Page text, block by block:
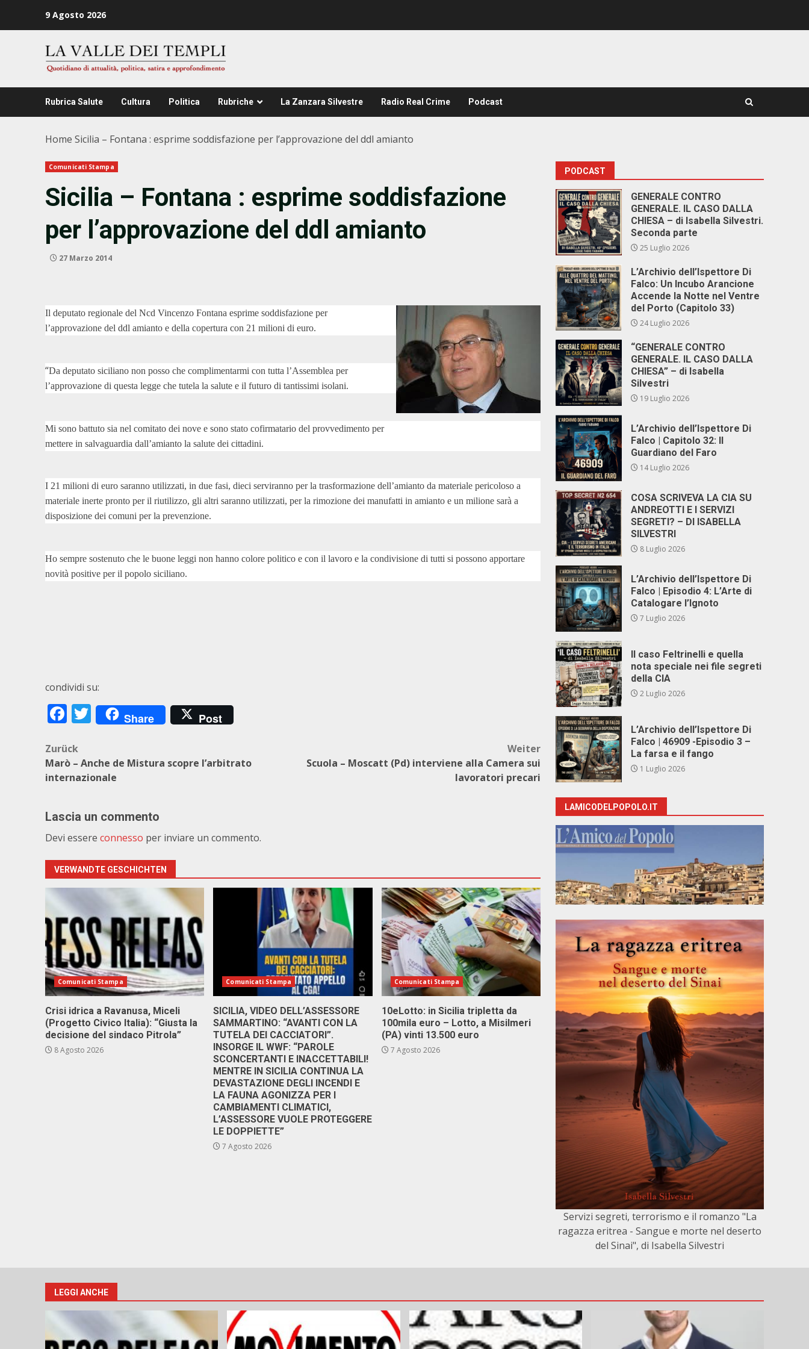
9 Agosto 2026
Rubrica Salute Cultura Politica Rubriche La Zanzara Silvestre Radio Real Crime Podcast
Home Sicilia – Fontana : esprime soddisfazione per l’approvazione del ddl amianto
Comunicati Stampa
Sicilia – Fontana : esprime soddisfazione
per l’approvazione del ddl amianto
27 Marzo 2014
Il deputato regionale del Ncd Vincenzo Fontana esprime soddisfazione per
l’approvazione del ddl amianto e della copertura con 21 milioni di euro.
“Da deputato siciliano non posso che complimentarmi con tutta l’Assemblea per
l’approvazione di questa legge che tutela la salute e il futuro di tantissimi isolani.
Mi sono battuto sia nel comitato dei nove e sono stato cofirmatario del provvedimento per
mettere in salvaguardia dall’amianto la salute dei cittadini.
I 21 milioni di euro saranno utilizzati, in due fasi, dieci serviranno per la trasformazione dell’amianto da materiale pericoloso a
materiale inerte pronto per il riutilizzo, gli altri saranno utilizzati, per la rimozione dei manufatti in amianto e un milione sarà a
disposizione dei comuni per la prevenzione.
Ho sempre sostenuto che le buone leggi non hanno colore politico e con il lavoro e la condivisione di tutti si possono apportare
novità positive per il popolo siciliano.
condividi su:
Facebook
Twitter
Share Post
Beitragsnavigation
Zurück
Marò – Anche de Mistura scopre l’arbitrato
internazionale
Weiter
Scuola – Moscatt (Pd) interviene alla Camera sui
lavoratori precari
Lascia un commento
Devi essere connesso per inviare un commento.
VERWANDTE GESCHICHTEN
Comunicati Stampa
Crisi idrica a Ravanusa, Miceli
(Progetto Civico Italia): “Giusta la
decisione del sindaco Pitrola”
8 Agosto 2026
Comunicati Stampa
SICILIA, VIDEO DELL’ASSESSORE
SAMMARTINO: “AVANTI CON LA
TUTELA DEI CACCIATORI”.
INSORGE IL WWF: “PAROLE
SCONCERTANTI E INACCETTABILI!
MENTRE IN SICILIA CONTINUA LA
DEVASTAZIONE DEGLI INCENDI E
LA FAUNA AGONIZZA PER I
CAMBIAMENTI CLIMATICI,
L’ASSESSORE VUOLE PROTEGGERE
LE DOPPIETTE”
7 Agosto 2026
Comunicati Stampa
10eLotto: in Sicilia tripletta da
100mila euro – Lotto, a Misilmeri
(PA) vinti 13.500 euro
7 Agosto 2026
PODCAST
GENERALE CONTRO
GENERALE. IL CASO DALLA
CHIESA – di Isabella Silvestri.
Seconda parte
25 Luglio 2026
L’Archivio dell’Ispettore Di
Falco: Un Incubo Arancione
Accende la Notte nel Ventre
del Porto (Capitolo 33)
24 Luglio 2026
“GENERALE CONTRO
GENERALE. IL CASO DALLA
CHIESA” – di Isabella
Silvestri
19 Luglio 2026
L’Archivio dell’Ispettore Di
Falco | Capitolo 32: Il
Guardiano del Faro
14 Luglio 2026
COSA SCRIVEVA LA CIA SU
ANDREOTTI E I SERVIZI
SEGRETI? – DI ISABELLA
SILVESTRI
8 Luglio 2026
L’Archivio dell’Ispettore Di
Falco | Episodio 4: L’Arte di
Catalogare l’Ignoto
7 Luglio 2026
Il caso Feltrinelli e quella
nota speciale nei file segreti
della CIA
2 Luglio 2026
L’Archivio dell’Ispettore Di
Falco | 46909 -Episodio 3 –
La farsa e il fango
1 Luglio 2026
LAMICODELPOPOLO.IT
Servizi segreti, terrorismo e il romanzo "La
ragazza eritrea - Sangue e morte nel deserto
del Sinai", di Isabella Silvestri
LEGGI ANCHE